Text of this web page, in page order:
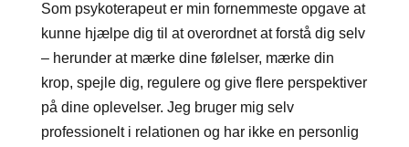
Som psykoterapeut er min fornemmeste opgave at
kunne hjælpe dig til at overordnet at forstå dig selv
– herunder at mærke dine følelser, mærke din
krop, spejle dig, regulere og give flere perspektiver
på dine oplevelser. Jeg bruger mig selv
professionelt i relationen og har ikke en personlig